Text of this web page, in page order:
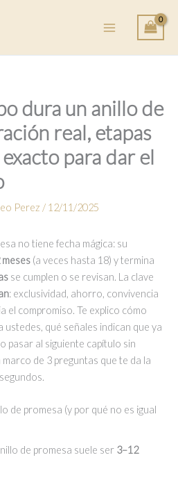
dura un anillo de
real, etapas
para dar el
Perez / 12/11/2025
no tiene fecha mágica: su
(a veces hasta 18) y termina
se cumplen o se revisan. La clave
: exclusividad, ahorro, convivencia
el compromiso. Te explico cómo
qué señales indican que ya
pasar al siguiente capítulo sin
de 3 preguntas que te da la
de promesa (y por qué no es igual
de promesa suele ser 3–12